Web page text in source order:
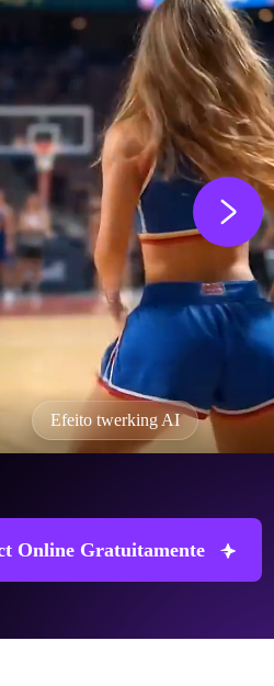
Efeito twerking AI
Online Gratuitamente